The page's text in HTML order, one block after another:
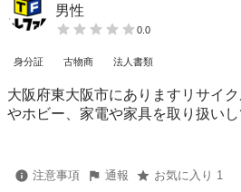
男性
0.0
身分証 古物商 法人書類
大阪府東大阪市にありますリサイ
やホビー、家電や家具を取り扱い
注意事項 通報 お気に入り 1